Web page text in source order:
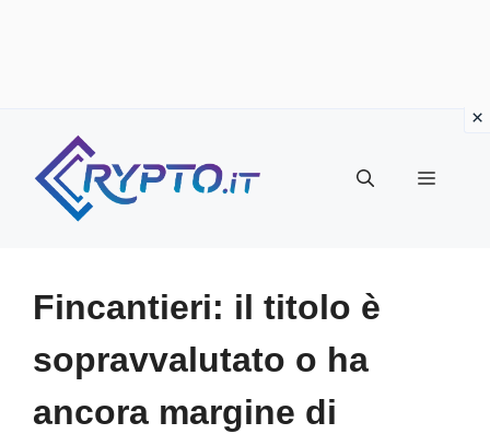
contenuto
Menu
Fincantieri: il titolo è
sopravvalutato o ha
ancora margine di